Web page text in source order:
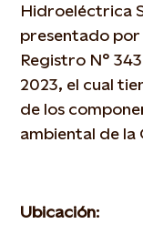
Hidroeléctrica
presentado
Registro N°
2023, el cual
de los
ambiental de la
Ubicación: